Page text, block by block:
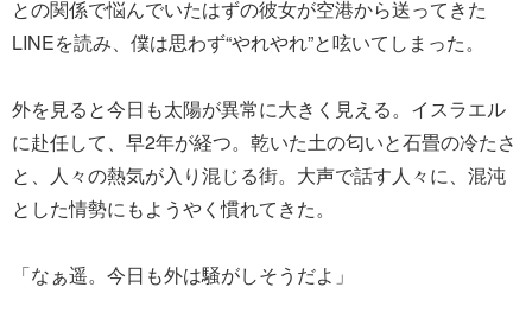
との関係で悩んでいたはずの彼女が空港から送ってきた
LINEを読み、僕は思わず“やれやれ”と呟いてしまった。
外を見ると今日も太陽が異常に大きく見える。イスラエル
に赴任して、早2年が経つ。乾いた土の匂いと石畳の冷たさ
と、人々の熱気が入り混じる街。大声で話す人々に、混沌
とした情勢にもようやく慣れてきた。
「なぁ遥。今日も外は騒がしそうだよ」